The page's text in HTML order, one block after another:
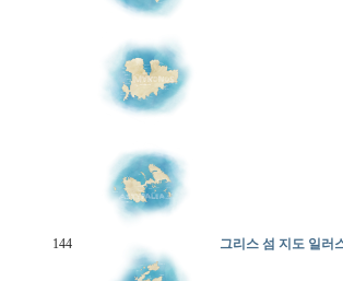
144 그리스 섬 지도 일러